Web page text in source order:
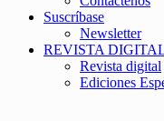
Suscríbase
Newsletter
REVISTA
Revista digital
Ediciones